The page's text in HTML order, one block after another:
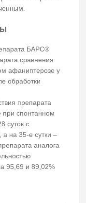
БАРС®
сравнения
афаниптерозе у
обработки
препарата
при спонтанном
суток с
на 35-е сутки –
аналога
95,69 и 89,02%